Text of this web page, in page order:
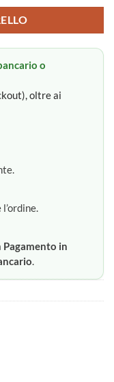
o
oltre ai
Pagamento in
.